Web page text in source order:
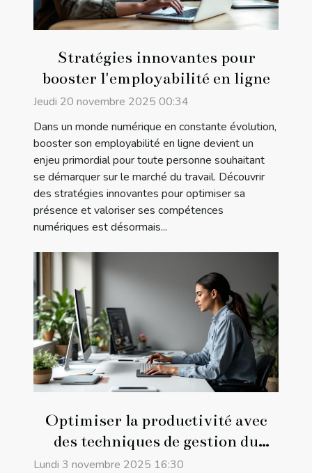
Stratégies innovantes pour
booster l'employabilité en ligne
Jeudi 20 novembre 2025 00:34
Dans un monde numérique en constante évolution,
booster son employabilité en ligne devient un
enjeu primordial pour toute personne souhaitant
se démarquer sur le marché du travail. Découvrir
des stratégies innovantes pour optimiser sa
présence et valoriser ses compétences
numériques est désormais...
Optimiser la productivité avec
des techniques de gestion du
temps modernes
Lundi 3 novembre 2025 16:30